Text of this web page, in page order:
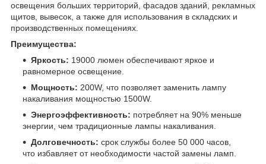
освещения больших территорий, фасадов зданий, рекламных
щитов, вывесок, а также для использования в складских и
производственных помещениях.
Преимущества:
Яркость: 19000 люмен обеспечивают яркое и
равномерное освещение.
Мощность: 200W, что позволяет заменить лампу
накаливания мощностью 1500W.
Энергоэффективность: потребляет на 90% меньше
энергии, чем традиционные лампы накаливания.
Долговечность: срок службы более 50 000 часов,
что избавляет от необходимости частой замены ламп.